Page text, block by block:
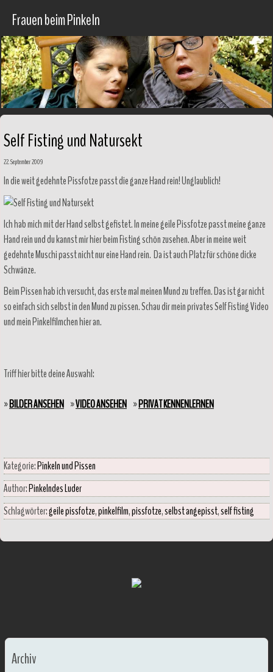
Frauen beim Pinkeln
Self Fisting und Natursekt
22. September 2009
In die weit gedehnte Pissfotze passt die ganze Hand rein! Unglaublich!
Ich hab mich mit der Hand selbst gefistet. In meine geile Pissfotze passt meine ganze
Hand rein und du kannst mir hier beim Fisting schön zusehen. Aber in meine weit
gedehnte Muschi passt nicht nur eine Hand rein. Da ist auch Platz für schöne dicke
Schwänze.
Beim Pissen hab ich versucht, das erste mal meinen Mund zu treffen. Das ist gar nicht
so einfach sich selbst in den Mund zu pissen. Schau dir mein privates Self Fisting Video
und mein Pinkelfilmchen hier an.
Triff hier bitte deine Auswahl:
»BILDER ANSEHEN »VIDEO ANSEHEN »PRIVAT KENNENLERNEN
Kategorie:Pinkeln und Pissen
Author:Pinkelndes Luder
Schlagwörter:geile pissfotze,pinkelfilm,pissfotze,selbst angepisst,self fisting
Archiv